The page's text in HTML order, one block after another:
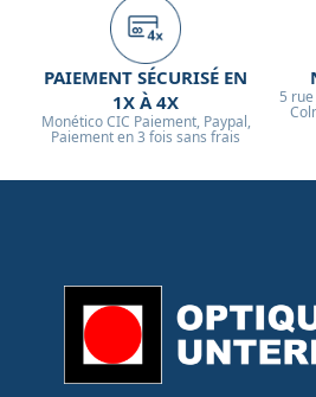
PAIEMENT SÉCURISÉ EN
1X À 4X
Monético CIC Paiement, Paypal,
Paiement en 3 fois sans frais
5